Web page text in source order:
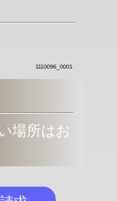
1110096_0001
場所はお